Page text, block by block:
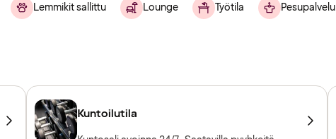
Lemmikit sallittu Lounge Työtila Pesupalvelu
Kuntoilutila